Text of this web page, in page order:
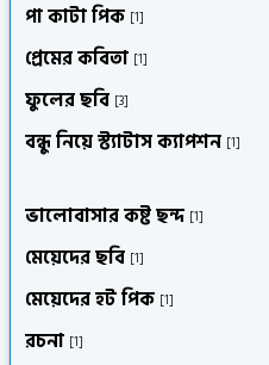
পা কাটা পিক [1]
প্রেমের কবিতা [1]
ফুলের ছবি [3]
বন্ধু নিয়ে স্ট্যাটাস ক্যাপশন [1]
ভালোবাসার কষ্ট ছন্দ [1]
মেয়েদের ছবি [1]
মেয়েদের হট পিক [1]
রচনা [1]